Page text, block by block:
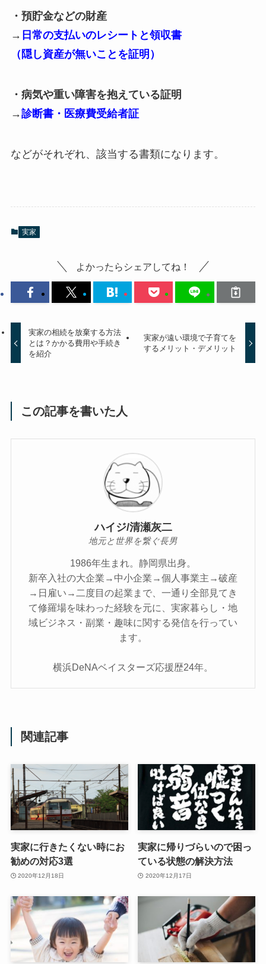
・預貯金などの財産
→ 日常の支払いのレシートと領収書
（隠し資産が無いことを証明）
・病気や重い障害を抱えている証明
→診断書・医療費受給者証
などがそれぞれ、該当する書類になります。
実家
よかったらシェアしてね！
実家の相続を放棄する方法
とは？かかる費用や手続き
を紹介
実家が遠い環境で子育てを
するメリット・デメリット
この記事を書いた人
ハイジ/清瀬灰二
地元と世界を繋ぐ長男
1986年生まれ。静岡県出身。
新卒入社の大企業→中小企業→個人事業主→破産
→日雇い→二度目の起業まで、一通り全部見てき
て修羅場を味わった経験を元に、実家暮らし・地
域ビジネス・副業・趣味に関する発信を行ってい
ます。
横浜DeNAベイスターズ応援歴24年。
関連記事
実家に行きたくない時にお
勧めの対応3選
2020年12月18日
実家に帰りづらいので困っ
ている状態の解決方法
2020年12月17日